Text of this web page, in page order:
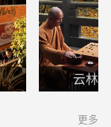
云林
更多